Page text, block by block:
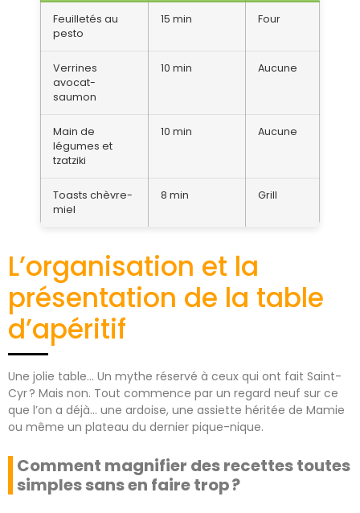
Feuilletés au
pesto
15 min Four
Verrines
avocat-
saumon
10 min Aucune
Main de
légumes et
tzatziki
10 min Aucune
Toasts chèvre-
miel
8 min Grill
L’organisation et la
présentation de la table
d’apéritif
Une jolie table… Un mythe réservé à ceux qui ont fait Saint-
Cyr ? Mais non. Tout commence par un regard neuf sur ce
que l’on a déjà… une ardoise, une assiette héritée de Mamie
ou même un plateau du dernier pique-nique.
Comment magnifier des recettes toutes
simples sans en faire trop ?